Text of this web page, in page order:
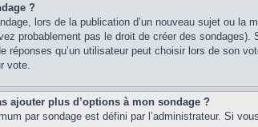
?
lors de la publication d’un nouveau sujet ou
probablement pas le droit de créer des
réponses qu’un utilisateur peut choisir lors de son
vote.
ajouter plus d’options à mon sondage ?
par sondage est défini par l’administrateur. Si